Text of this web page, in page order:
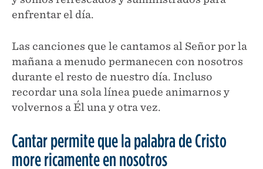
enfrentar el día.
Las canciones que le cantamos al Señor por la
mañana a menudo permanecen con nosotros
durante el resto de nuestro día. Incluso
recordar una sola línea puede animarnos y
volvernos a Él una y otra vez.
Cantar permite que la palabra de Cristo
more ricamente en nosotros